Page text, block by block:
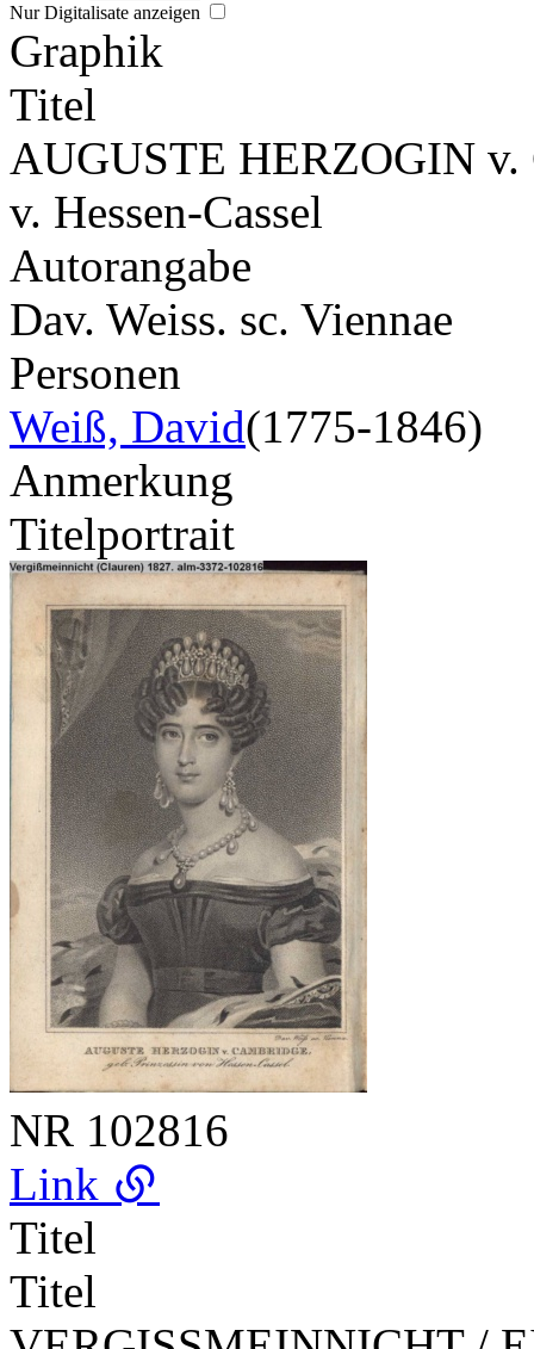
Nur Digitalisate anzeigen
Graphik
Titel
AUGUSTE HERZOGIN
v. Hessen-Cassel
Autorangabe
Dav. Weiss. sc. Viennae
Personen
Weiß, David(1775-1846)
Anmerkung
Titelportrait
NR 102816
Link
Titel
Titel